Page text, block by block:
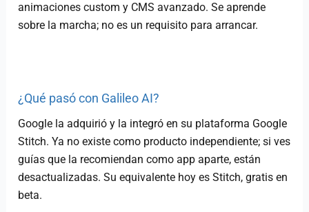
animaciones custom y CMS avanzado. Se aprende
sobre la marcha; no es un requisito para arrancar.
¿Qué pasó con Galileo AI?
Google la adquirió y la integró en su plataforma Google
Stitch. Ya no existe como producto independiente; si ves
guías que la recomiendan como app aparte, están
desactualizadas. Su equivalente hoy es Stitch, gratis en
beta.